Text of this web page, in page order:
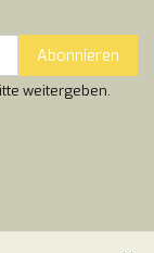
Abonnieren
weitergeben.